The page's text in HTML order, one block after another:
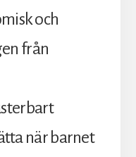
och
från
när barnet